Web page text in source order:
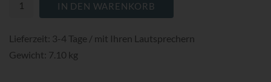
IN DEN WARENKORB
Lieferzeit: 3-4 Tage / mit Ihren Lautsprechern
Gewicht: 7.10 kg